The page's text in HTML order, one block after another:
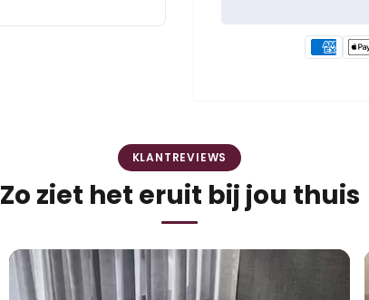
KLANTREVIEWS
Zo ziet het eruit bij jou thuis